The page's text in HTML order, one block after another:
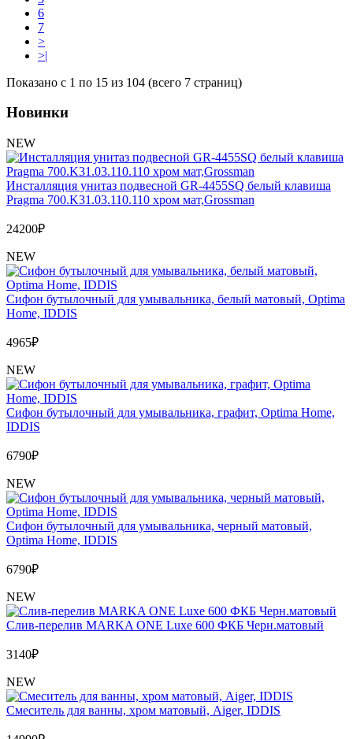
6
7
>
>|
Показано с 1 по 15 из 104 (всего 7 страниц)
Новинки
NEW
Инсталляция унитаз подвесной GR-4455SQ белый клавиша
Pragma 700.K31.03.110.110 хром мат,Grossman
24200₽
NEW
Сифон бутылочный для умывальника, белый матовый, Optima
Home, IDDIS
4965₽
NEW
Сифон бутылочный для умывальника, графит, Optima Home,
IDDIS
6790₽
NEW
Сифон бутылочный для умывальника, черный матовый,
Optima Home, IDDIS
6790₽
NEW
Слив-перелив MARKA ONE Luxe 600 ФКБ Черн.матовый
3140₽
NEW
Cмеситель для ванны, хром матовый, Aiger, IDDIS